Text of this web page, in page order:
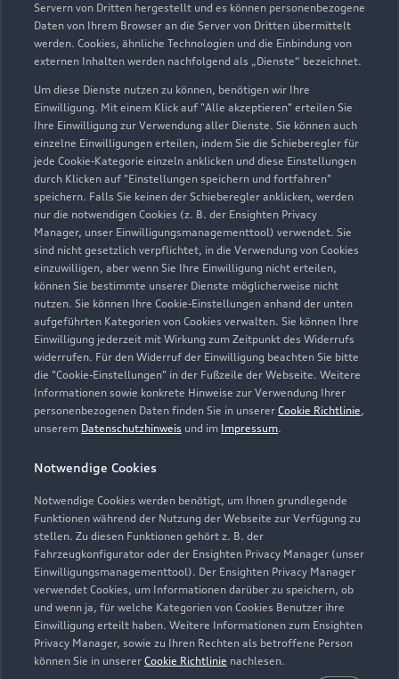
Servern von Dritten hergestellt und es können personenbezogene
Daten von Ihrem Browser an die Server von Dritten übermittelt
werden. Cookies, ähnliche Technologien und die Einbindung von
externen Inhalten werden nachfolgend als „Dienste“ bezeichnet.
Um diese Dienste nutzen zu können, benötigen wir Ihre
Einwilligung. Mit einem Klick auf "Alle akzeptieren" erteilen Sie
Ihre Einwilligung zur Verwendung aller Dienste. Sie können auch
einzelne Einwilligungen erteilen, indem Sie die Schieberegler für
jede Cookie-Kategorie einzeln anklicken und diese Einstellungen
durch Klicken auf "Einstellungen speichern und fortfahren"
speichern. Falls Sie keinen der Schieberegler anklicken, werden
nur die notwendigen Cookies (z. B. der Ensighten Privacy
Manager, unser Einwilligungsmanagementtool) verwendet. Sie
sind nicht gesetzlich verpflichtet, in die Verwendung von Cookies
einzuwilligen, aber wenn Sie Ihre Einwilligung nicht erteilen,
können Sie bestimmte unserer Dienste möglicherweise nicht
nutzen. Sie können Ihre Cookie-Einstellungen anhand der unten
aufgeführten Kategorien von Cookies verwalten. Sie können Ihre
Einwilligung jederzeit mit Wirkung zum Zeitpunkt des Widerrufs
widerrufen. Für den Widerruf der Einwilligung beachten Sie bitte
die "Cookie-Einstellungen" in der Fußzeile der Webseite. Weitere
Informationen sowie konkrete Hinweise zur Verwendung Ihrer
personenbezogenen Daten finden Sie in unserer Cookie Richtlinie,
unserem Datenschutzhinweis und im Impressum.
Notwendige Cookies
Notwendige Cookies werden benötigt, um Ihnen grundlegende
Funktionen während der Nutzung der Webseite zur Verfügung zu
stellen. Zu diesen Funktionen gehört z. B. der
Fahrzeugkonfigurator oder der Ensighten Privacy Manager (unser
Einwilligungsmanagementtool). Der Ensighten Privacy Manager
verwendet Cookies, um Informationen darüber zu speichern, ob
und wenn ja, für welche Kategorien von Cookies Benutzer ihre
Einwilligung erteilt haben. Weitere Informationen zum Ensighten
Privacy Manager, sowie zu Ihren Rechten als betroffene Person
können Sie in unserer Cookie Richtlinie nachlesen.
Audi Pflegemitteltasche
Sommer
Damit Ihr Audi auch im Sommer glänzt: die
passende Pflege in einer Tasche.
Zur Audi Shopping World
Lederpflege-Set
Praktisches Set zur intensiven Reinigung und
Pflege von Leder und Kunstleder.
Zur Audi Shopping World